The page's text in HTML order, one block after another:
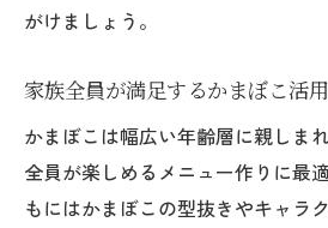
がけましょう。
家族全員が満足するかまぼこ活
かまぼこは幅広い年齢層に親しま
全員が楽しめるメニュー作りに最
もにはかまぼこの型抜きやキャラ